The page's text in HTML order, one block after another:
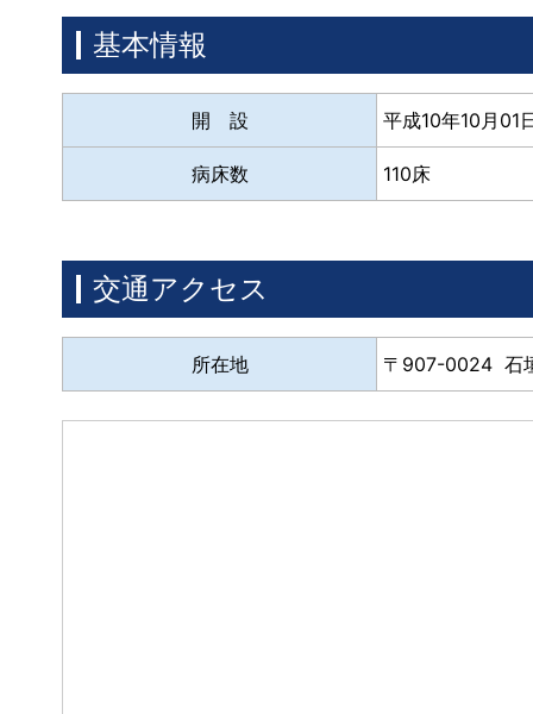
基本情報
開 設 平成10年10月01
病床数 110床
交通アクセス
所在地 907-0024 石